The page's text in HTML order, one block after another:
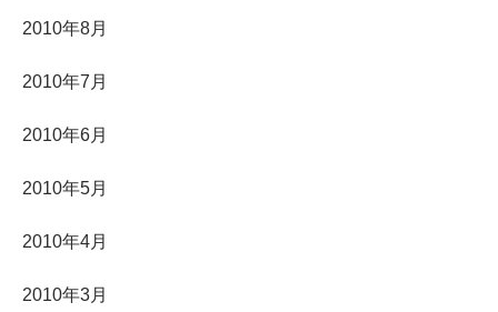
2010年8月
2010年7月
2010年6月
2010年5月
2010年4月
2010年3月